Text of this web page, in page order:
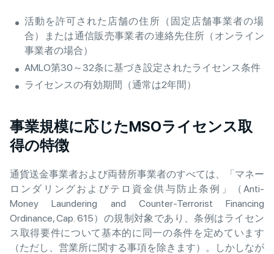
活動を許可された店舗の住所（固定店舗事業者の場
合）または通信販売事業者の連絡先住所（オンライン
事業者の場合）
AMLO第30～32条に基づき設定されたライセンス条件
ライセンスの有効期間（通常は2年間）
事業規模に応じたMSOライセンス取
得の特徴
通貨送金事業者および両替所事業者のすべては、「マネー
ロンダリングおよびテロ資金供与防止条例」（Anti-
Money Laundering and Counter-Terrorist Financing
Ordinance, Cap. 615）の規制対象であり、条例はライセン
ス取得要件について基本的に同一の条件を定めています
（ただし、営業所に関する事項を除きます）。しかしなが